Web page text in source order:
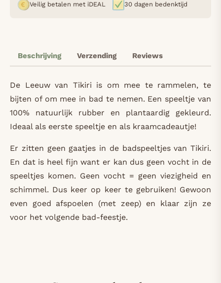
Veilig betalen met iDEAL
30 dagen bedenktijd
Beschrijving Verzending Reviews
De Leeuw van Tikiri is om mee te rammelen, te
bijten of om mee in bad te nemen. Een speeltje van
100% natuurlijk rubber en plantaardig gekleurd.
Ideaal als eerste speeltje en als kraamcadeautje!
Er zitten geen gaatjes in de badspeeltjes van Tikiri.
En dat is heel fijn want er kan dus geen vocht in de
speeltjes komen. Geen vocht = geen viezigheid en
schimmel. Dus keer op keer te gebruiken! Gewoon
even goed afspoelen (met zeep) en klaar zijn ze
voor het volgende bad-feestje.